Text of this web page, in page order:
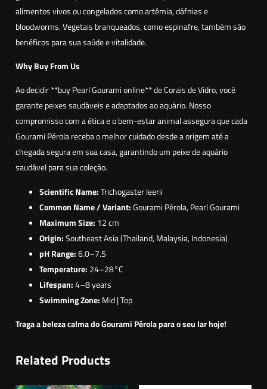
alimentos vivos ou congelados como artêmia, dáfnias e
bloodworms. Vegetais branqueados, como espinafre, também são
benéficos para sua saúde e vitalidade.
Why Buy From Us
Ao decidir **buy Pearl Gourami online** de Corais de Vidro, você
garante peixes saudáveis e adaptados ao aquário. Nosso
compromisso com a ética e o bem-estar animal assegura que cada
Gourami Pérola receba o melhor cuidado desde a origem até a
chegada segura em sua casa, garantindo um peixe de aquário
saudável para sua coleção.
Scientific Name:Trichogaster leerii
Common Name / Variant:Gourami Pérola, Pearl Gourami
Maximum Size: 12 cm
Origin:Southeast Asia (Thailand, Malaysia, Indonesia)
pH Range:6.0–7.5
Temperature: 24–28°C
Lifespan:4–8 years
Swimming Zone: Mid | Top
Traga a beleza calma do Gourami Pérola para o seu lar hoje!
Related Products